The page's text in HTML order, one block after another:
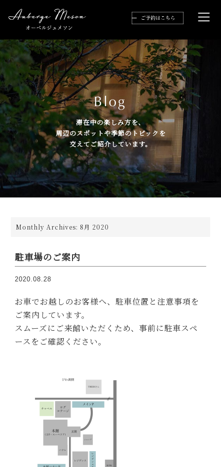
滞在中の楽しみ方を、
周辺のスポットや季節のトピックを
交えてご紹介しています。
Monthly Archives: 8月 2020
駐車場のご案内
2020.08.28
お車でお越しのお客様へ、駐車位置と注意事項を
ご案内しています。
スムーズにご来館いただくため、事前に駐車スペ
ースをご確認ください。